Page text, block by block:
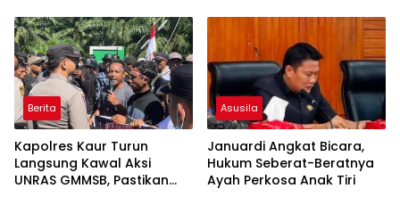
di Desa Sialang Kayu Batu
Berita
Kapolres Kaur Turun
Langsung Kawal Aksi
UNRAS GMMSB, Pastikan
Asusila
Januardi Angkat Bicara,
Hukum Seberat-Beratnya
Ayah Perkosa Anak Tiri